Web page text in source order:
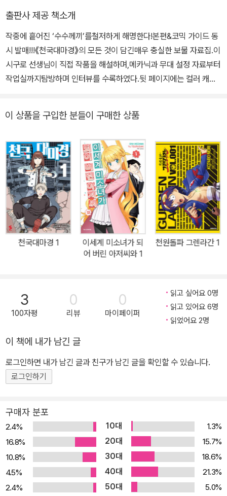
출판사 제공 책소개
작중에 흩어진 ‘수수께끼’를철저하게 해명한다!본편&코믹 가이드 동
시 발매!!!《천국대마경》의 모든 것이 담긴매우 충실한 보물 자료집.이
시구로 선생님이 직접 작품을 해설하며,메카닉과 무대 설정 자료부터
작업실까지탐방하며 인터뷰를 수록하였다.뒷 페이지에는 컬러 캐릭
이 상품을 구입한 분들이 구매한 상품
천국대마경 1
이세계 미소녀가 되
어 버린 아저씨와 1
천원돌파 그렌라간 1
3
100자평
0
리뷰
0
마이페이퍼
읽고 싶어요 0명
읽고 있어요 6명
읽었어요 2명
이 책에 내가 남긴 글
로그인하면 내가 남긴 글과 친구가 남긴 글을 확인할 수 있습니다.
로그인하기
구매자 분포
2.4% 10대
1.3%
16.8%
20대
15.7%
10.8%
30대
18.6%
4.5%
40대
21.3%
2.4%
50대
5.0%